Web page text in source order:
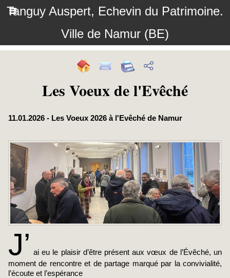
Tanguy Auspert, Echevin du Patrimoine.
Ville de Namur (BE)
Les Voeux de l'Evêché
11.01.2026 - Les Voeux 2026 à l'Evêché de Namur
J’ ai eu le plaisir d’être présent aux vœux de l’Évêché, un
moment de rencontre et de partage marqué par la convivialité,
l’écoute et l’espérance